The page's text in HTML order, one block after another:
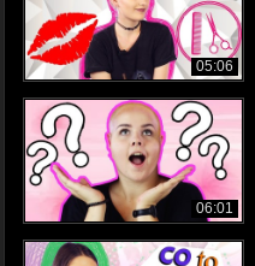
05:06
06:01